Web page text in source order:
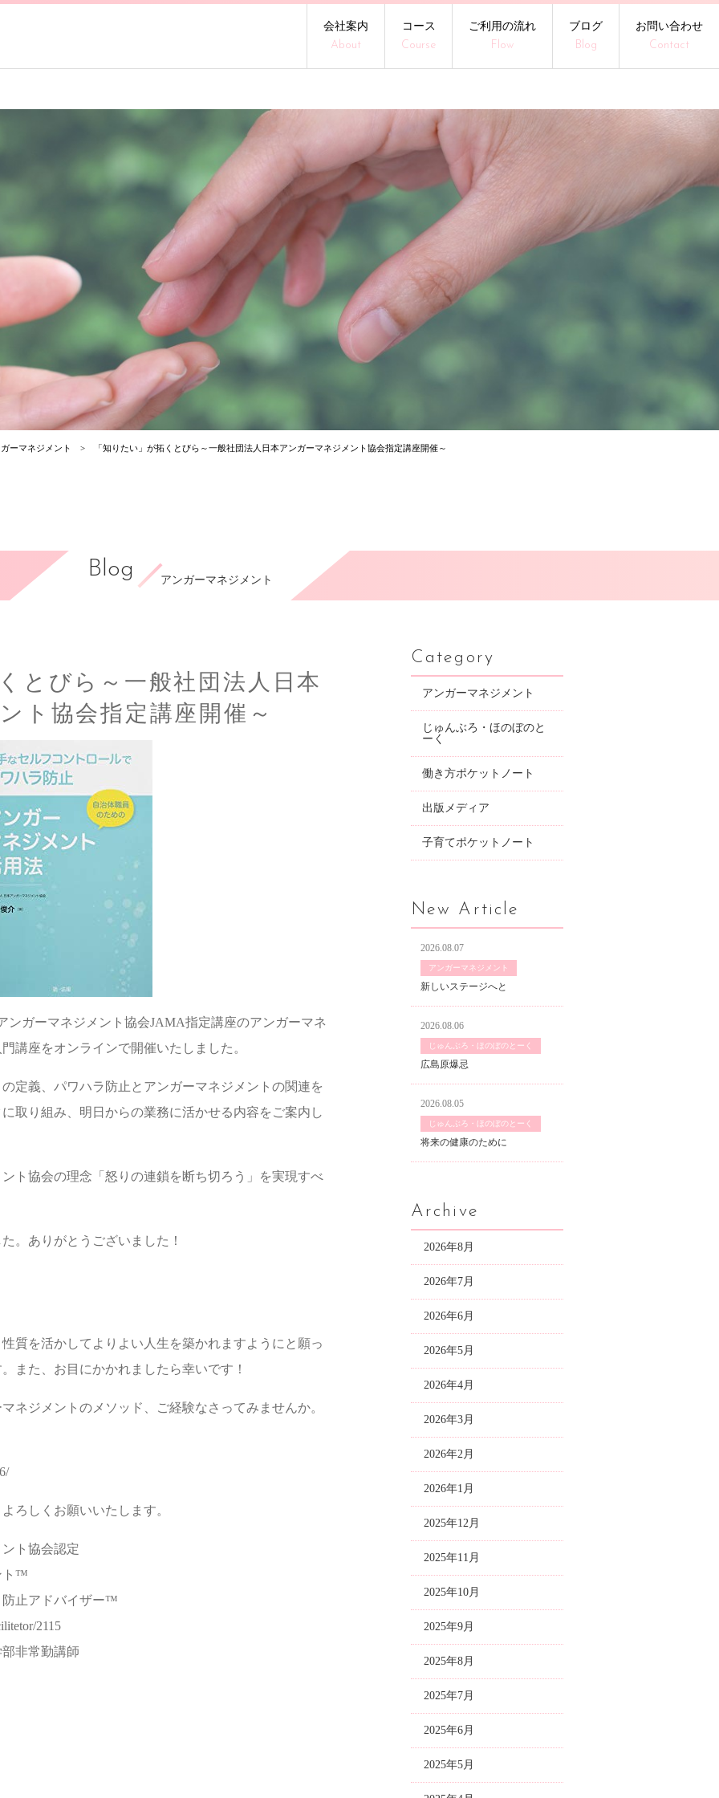
会社案内
About
コース
Course
ご利用の流れ
Flow
ブログ
Blog
お問い合わせ
Contact
ーマネジメント 「知りたい」が拓くとびら～一般社団法人日本アンガーマネジメント協会指定講座開催～
Blog アンガーマネジメント
とびら～一般社団法人日本
ト協会指定講座開催～
ンガーマネジメント協会JAMA指定講座のアンガーマネ
講座をオンラインで開催いたしました。
定義、パワハラ防止とアンガーマネジメントの関連を
取り組み、明日からの業務に活かせる内容をご案内し
ト協会の理念「怒りの連鎖を断ち切ろう」を実現すべ
。ありがとうございました！
質を活かしてよりよい人生を築かれますようにと願っ
また、お目にかかれましたら幸いです！
ネジメントのメソッド、ご経験なさってみませんか。
ろしくお願いいたします。
ト協会認定
ト™
防止アドバイザー™
2115
非常勤講師
Category
アンガーマネジメント
じゅんぶろ・ほのぼのと
ーく
働き方ポケットノート
出版メディア
子育てポケットノート
New Article
2026.08.07
アンガーマネジメント
新しいステージへと
2026.08.06
じゅんぶろ・ほのぼのとーく
広島原爆忌
2026.08.05
じゅんぶろ・ほのぼのとーく
将来の健康のために
Archive
2026年8月
2026年7月
2026年6月
2026年5月
2026年4月
2026年3月
2026年2月
2026年1月
2025年12月
2025年11月
2025年10月
2025年9月
2025年8月
2025年7月
2025年6月
2025年5月